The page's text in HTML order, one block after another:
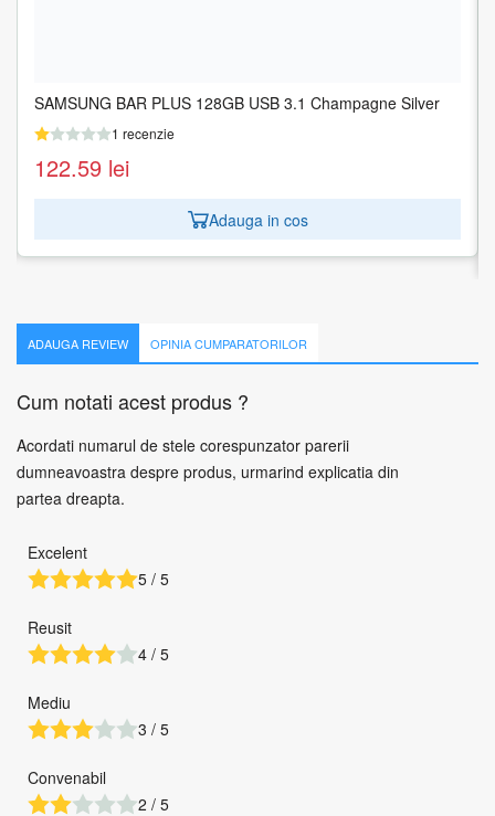
SAMSUNG BAR PLUS 128GB USB 3.1 Champagne Silver
1 recenzie
122.59 lei
Adauga in cos
ADAUGA REVIEW OPINIA CUMPARATORILOR
Cum notati acest produs ?
Acordati numarul de stele corespunzator parerii
dumneavoastra despre produs, urmarind explicatia din
partea dreapta.
Excelent
5 / 5
Reusit
4 / 5
Mediu
3 / 5
Convenabil
2 / 5